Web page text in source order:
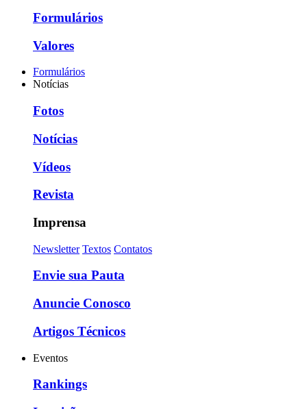
Formulários
Valores
Formulários
Notícias
Fotos
Notícias
Vídeos
Revista
Imprensa
Newsletter Textos Contatos
Envie sua Pauta
Anuncie Conosco
Artigos Técnicos
Eventos
Rankings